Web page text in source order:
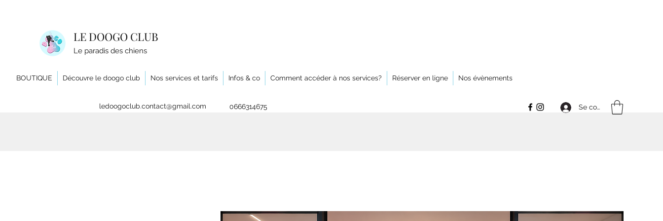
LE DOOGO CLUB
Le paradis des chiens
ledoogoclub.contact@gmail.com 0666314675 Se connecter
BOUTIQUE Découvre le doogo club Nos services et tarifs Infos & co Comment accéder à nos services? Réserver en ligne Nos évènements